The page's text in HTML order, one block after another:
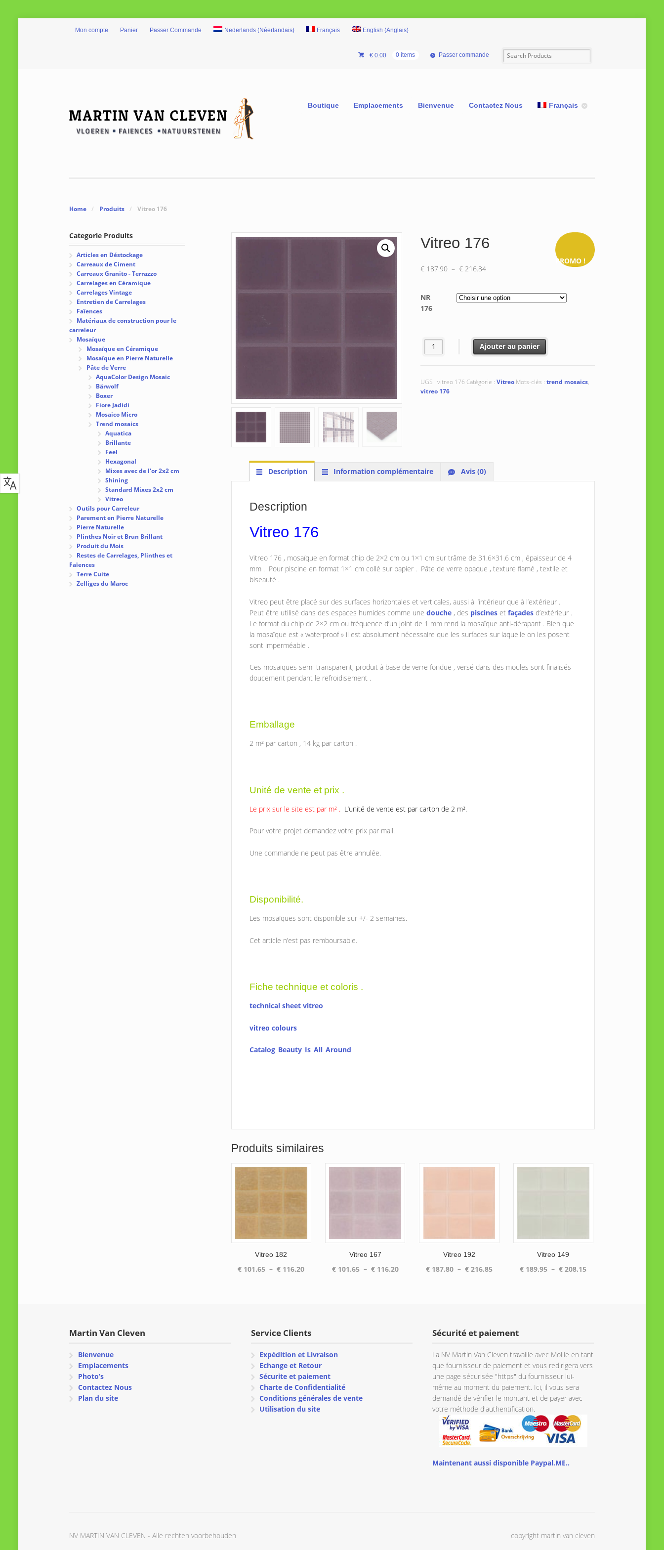
Mon compte Panier Passer Commande Nederlands(Néerlandais) Français English (Anglais)
€0.00 0 items Passer commande
Boutique Emplacements Bienvenue Contactez Nous Français
Home / Produits / Vitreo 176
PROMO !
Vitreo 176
€187.90 – €216.84Plage
€ 187.90
NR
176
quantité de Vitreo 176Ajouter au panier
UGS : vitreo 176 Catégorie : Vitreo Mots-clés : trend mosaics,
vitreo 176
Description Information complémentaire Avis (0)
Description
Vitreo 176
Vitreo 176 , mosaïque en format chip de 2×2 cm ou 1×1 cm sur trâme de 31.6×31.6 cm , épaisseur de 4
mm . Pour piscine en format 1×1 cm collé sur papier . Pâte de verre opaque , texture flamé , textile et
biseauté .
Vitreo peut être placé sur des surfaces horizontales et verticales, aussi à l’intérieur que à l’extérieur .
Peut être utilisé dans des espaces humides comme unedouche , des piscines etfaçades d’extérieur .
Le format du chip de 2×2 cm ou fréquence d’un joint de 1 mm rend la mosaïque anti-dérapant . Bien que
la mosaïque est « waterproof » il est absolument nécessaire que les surfaces sur laquelle on les posent
sont imperméable .
Ces mosaïques semi-transparent, produit à base de verre fondue , versé dans des moules sont finalisés
doucement pendant le refroidisement .
Emballage
2 m² par carton , 14 kg par carton .
Unité de vente et prix .
Le prix sur le site est par m² . L’unité de vente est par carton de 2 m².
Pour votre projet demandez votre prix par mail.
Une commande ne peut pas être annulée.
Disponibilité.
Les mosaïques sont disponible sur +/- 2 semaines.
Cet article n’est pas remboursable.
Fiche technique et coloris .
technical sheet vitreo
vitreo colours
Catalog_Beauty_Is_All_Around
Produits similaires
Vitreo 182
€ 101.65 – € 116.20Plage
Vitreo 167
€101.65 – €116.20Plage
Vitreo 192
€ 187.80 – € 216.85Plage
Vitreo 149
€ 189.95 – € 208.15Plage
Categorie Produits
Articles en Déstockage
Carreaux de Ciment
Carreaux Granito - Terrazzo
Carrelages en Céramique
Carrelages Vintage
Entretien de Carrelages
Faïences
Matériaux de construction pour le
carreleur
Mosaïque
Mosaïque en Céramique
Mosaïque en Pierre Naturelle
Pâte de Verre
AquaColor Design Mosaic
Bärwolf
Boxer
Fiore Jadidi
Mosaico Micro
Trend mosaics
Aquatica
Brillante
Feel
Hexagonal
Mixes avec de l'or 2x2 cm
Shining
Standard Mixes 2x2 cm
Vitreo
Outils pour Carreleur
Parement en Pierre Naturelle
Pierre Naturelle
Plinthes Noir et Brun Brillant
Produit du Mois
Restes de Carrelages, Plinthes et
Faïences
Terre Cuite
Zelliges du Maroc
Martin Van Cleven
Bienvenue
Emplacements
Photo’s
Contactez Nous
Plan du site
Service Clients
Expédition et Livraison
Echange et Retour
Sécurite et paiement
Charte de Confidentialité
Conditions générales de vente
Utilisation du site
Sécurité et paiement
La NV Martin Van Cleven travaille avec Mollie en tant
que fournisseur de paiement et vous redirigera vers
une page sécurisée "https" du fournisseur lui-
même au moment du paiement. Ici, il vous sera
demandé de vérifier le montant et de payer avec
votre méthode d'authentification.
Maintenant aussi disponible Paypal.ME..
NV MARTIN VAN CLEVEN - Alle rechten voorbehouden copyright martin van cleven